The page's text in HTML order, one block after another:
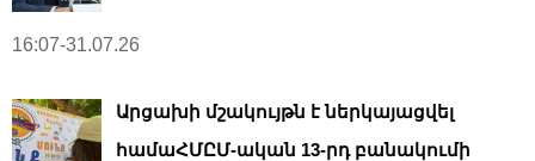
16:07-31.07.26
Արցախի մշակույթն է ներկայացվել
համաՀՄԸՄ-ական 13-րդ բանակումի